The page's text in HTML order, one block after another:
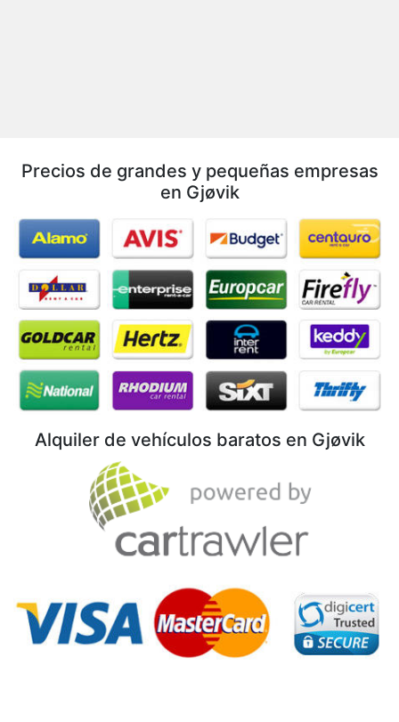
Precios de grandes y pequeñas empresas
en Gjøvik
Alquiler de vehículos baratos en Gjøvik